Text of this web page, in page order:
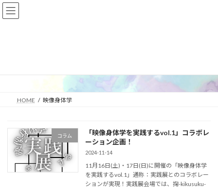
コ
ン
ナ
ビ
HOME 映像身体学
コラム
「映像身体学を実践するvol.1」コラボレ
ーション企画！
2024-11-14
11月16日(土)・17日(日)に開催の「映像身体学
を実践するvol.1」通称：実践展とのコラボレー
ションが実現！実践展会場では、掬-kikusuku-